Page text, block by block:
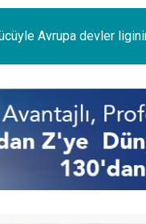
Ağustos’a özel